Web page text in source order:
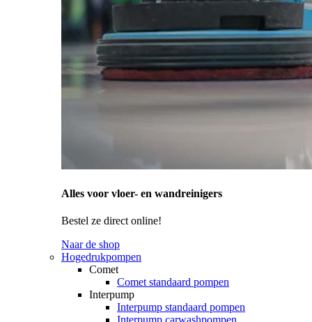
Alles voor vloer- en wandreinigers
Bestel ze direct online!
Naar de shop
Hogedrukpompen
Comet
Comet standaard pompen
Interpump
Interpump standaard pompen
Interpump carwashpompen